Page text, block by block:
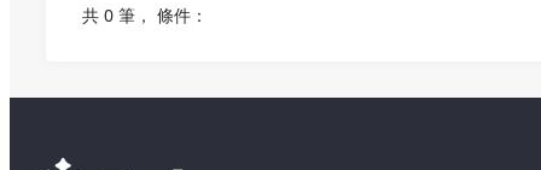
共 0 筆 ， 條件：